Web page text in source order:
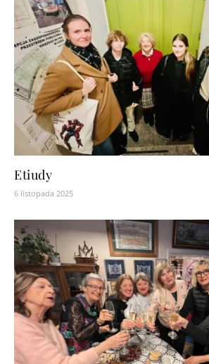
Etiudy
6 listopada 2025